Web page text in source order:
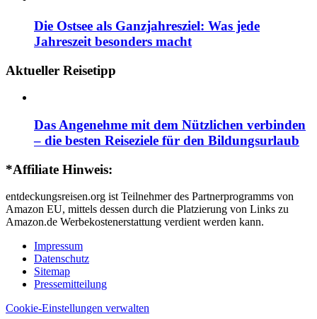
Die Ostsee als Ganzjahresziel: Was jede
Jahreszeit besonders macht
Aktueller Reisetipp
Das Angenehme mit dem Nützlichen verbinden
– die besten Reiseziele für den Bildungsurlaub
*Affiliate Hinweis:
entdeckungsreisen.org ist Teilnehmer des Partnerprogramms von
Amazon EU, mittels dessen durch die Platzierung von Links zu
Amazon.de Werbekostenerstattung verdient werden kann.
Impressum
Datenschutz
Sitemap
Pressemitteilung
Cookie-Einstellungen verwalten